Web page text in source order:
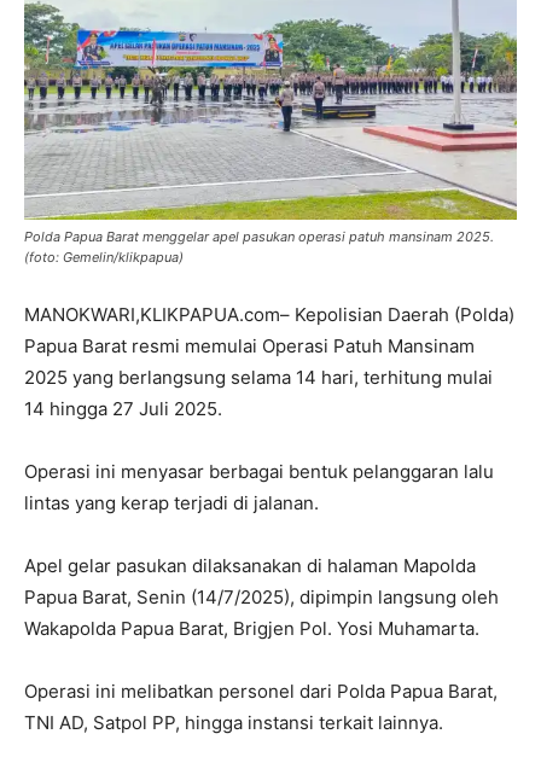
Polda Papua Barat menggelar apel pasukan operasi patuh mansinam 2025.
(foto: Gemelin/klikpapua)
MANOKWARI,KLIKPAPUA.com– Kepolisian Daerah (Polda)
Papua Barat resmi memulai Operasi Patuh Mansinam
2025 yang berlangsung selama 14 hari, terhitung mulai
14 hingga 27 Juli 2025.
Operasi ini menyasar berbagai bentuk pelanggaran lalu
lintas yang kerap terjadi di jalanan.
Apel gelar pasukan dilaksanakan di halaman Mapolda
Papua Barat, Senin (14/7/2025), dipimpin langsung oleh
Wakapolda Papua Barat, Brigjen Pol. Yosi Muhamarta.
Operasi ini melibatkan personel dari Polda Papua Barat,
TNI AD, Satpol PP, hingga instansi terkait lainnya.